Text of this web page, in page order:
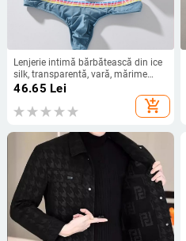
Lenjerie intimă bărbătească din ice
silk, transparentă, vară, mărime
mare
46.65 Lei
add_shopping_cart